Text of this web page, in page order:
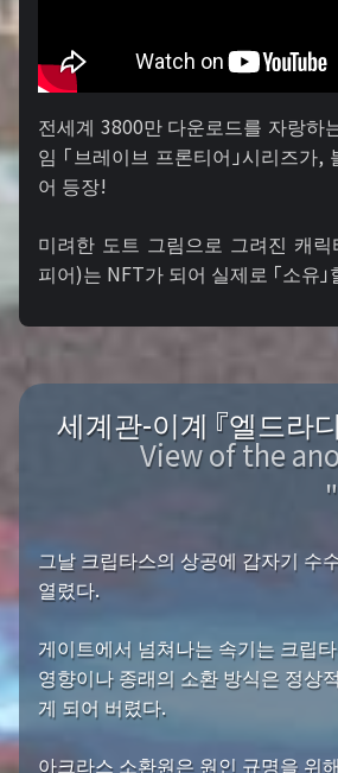
전세계 3800만 다운로드를 자랑하
임 「브레이브 프론티어」시리즈가,
어 등장!
미려한 도트 그림으로 그려진 캐
피어)는 NFT가 되어 실제로 「소유
세계관-이계 『엘드라
View of the
그날 크립타스의 상공에 갑자기 수
열렸다.
게이트에서 넘쳐나는 속기는 크립
영향이나 종래의 소환 방식은 정상
게 되어 버렸다.
아크라스 소환원은 원인 규명을 위